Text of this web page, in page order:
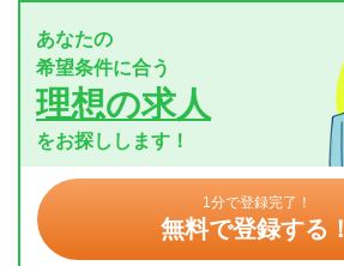
あなたの
希望条件に合う
理想の求人
をお探しします！
1分で登録完了！
無料で登録する！